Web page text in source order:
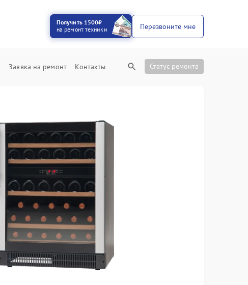
Получить 1500₽
на ремонт техники
Перезвоните мне
Заявка на ремонт Контакты Статус ремонта